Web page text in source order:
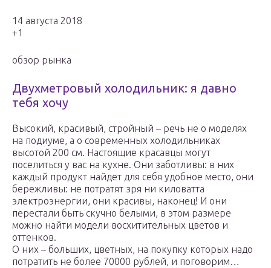
14 августа 2018
+1
обзор рынка
Двухметровый холодильник: я давно
тебя хочу
Высокий, красивый, стройный – речь не о моделях
на подиуме, а о современных холодильниках
высотой 200 см. Настоящие красавцы могут
поселиться у вас на кухне. Они заботливы: в них
каждый продукт найдет для себя удобное место, они
бережливы: не потратят зря ни киловатта
электроэнергии, они красивы, наконец! И они
перестали быть скучно белыми, в этом размере
можно найти модели восхитительных цветов и
оттенков.
О них – больших, цветных, на покупку которых надо
потратить не более 70000 рублей, и поговорим…